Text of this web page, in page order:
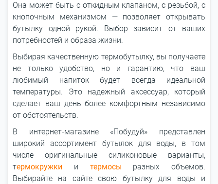
Она может быть с откидным клапаном, с резьбой, с
кнопочным механизмом ― позволяет открывать
бутылку одной рукой. Выбор зависит от ваших
потребностей и образа жизни.
Выбирая качественную термобутылку, вы получаете
не только удобство, но и гарантию, что ваш
любимый напиток будет всегда идеальной
температуры. Это надежный аксессуар, который
сделает ваш день более комфортным независимо
от обстоятельств.
В интернет-магазине «Побудуй» представлен
широкий ассортимент бутылок для воды, в том
числе оригинальные силиконовые варианты,
термокружки и термосы разных объемов.
Выбирайте на сайте свою бутылку для воды и